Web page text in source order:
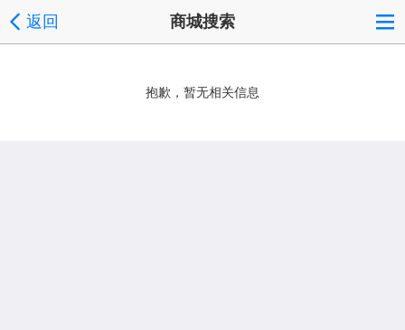
返回 商城搜索
抱歉，暂无相关信息